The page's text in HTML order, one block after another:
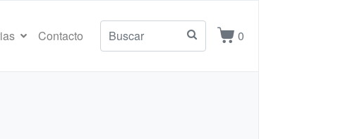
Contacto 0